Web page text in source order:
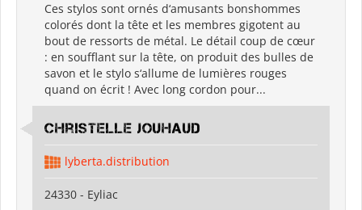
Ces stylos sont ornés d‘amusants bonshommes
colorés dont la tête et les membres gigotent au
bout de ressorts de métal. Le détail coup de cœur
: en soufflant sur la tête, on produit des bulles de
savon et le stylo s‘allume de lumières rouges
quand on écrit ! Avec long cordon pour...
Christelle Jouhaud
lyberta.distribution
24330 - Eyliac